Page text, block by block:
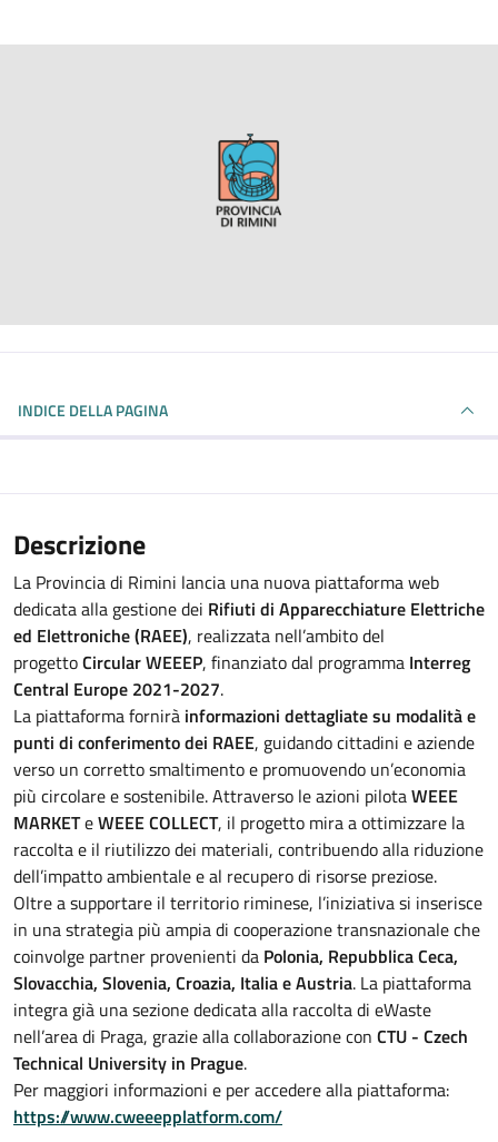
INDICE DELLA PAGINA
Descrizione
La Provincia di Rimini lancia una nuova piattaforma web
dedicata alla gestione dei Rifiuti di Apparecchiature Elettriche
ed Elettroniche (RAEE), realizzata nell’ambito del
progettoCircular WEEEP, finanziato dal programma Interreg
Central Europe 2021-2027.
La piattaforma fornirà informazioni dettagliate su modalità e
punti di conferimento dei RAEE, guidando cittadini e aziende
verso un corretto smaltimento e promuovendo un’economia
più circolare e sostenibile. Attraverso le azioni pilotaWEEE
MARKETeWEEE COLLECT, il progetto mira a ottimizzare la
raccolta e il riutilizzo dei materiali, contribuendo alla riduzione
dell’impatto ambientale e al recupero di risorse preziose.
Oltre a supportare il territorio riminese, l’iniziativa si inserisce
in una strategia più ampia di cooperazione transnazionale che
coinvolge partner provenienti da Polonia, Repubblica Ceca,
Slovacchia, Slovenia, Croazia, Italia e Austria. La piattaforma
integra già una sezione dedicata alla raccolta di eWaste
nell’area di Praga, grazie alla collaborazione con CTU - Czech
Technical University in Prague.
Per maggiori informazioni e per accedere alla piattaforma:
https://www.cweeepplatform.com/